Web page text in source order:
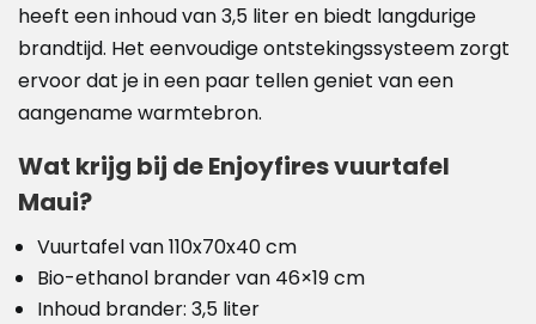
heeft een inhoud van 3,5 liter en biedt langdurige
brandtijd. Het eenvoudige ontstekingssysteem zorgt
ervoor dat je in een paar tellen geniet van een
aangename warmtebron.
Wat krijg bij de Enjoyfires vuurtafel
Maui?
Vuurtafel van 110x70x40 cm
Bio-ethanol brander van 46×19 cm
Inhoud brander: 3,5 liter